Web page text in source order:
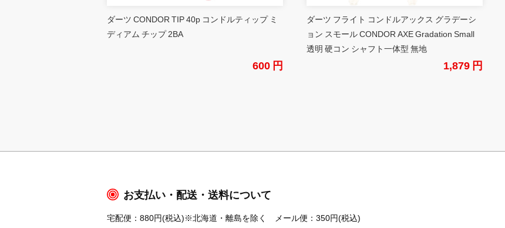
ダーツ CONDOR TIP 40p コンドルティップ ミ
ディアム チップ 2BA
600 円
ダーツ フライト コンドルアックス グラデーシ
ョン スモール CONDOR AXE Gradation Small
透明 硬コン シャフト一体型 無地
1,879 円
お支払い・配送・送料について
宅配便：880円(税込)※北海道・離島を除く メール便：350円(税込)